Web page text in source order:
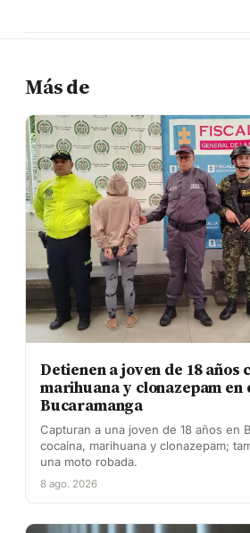
Más de
Detienen a joven de 18 años
marihuana y clonazepam en
Bucaramanga
Capturan a una joven de 18 años en
cocaína, marihuana y clonazepam;
una moto robada.
8 ago. 2026